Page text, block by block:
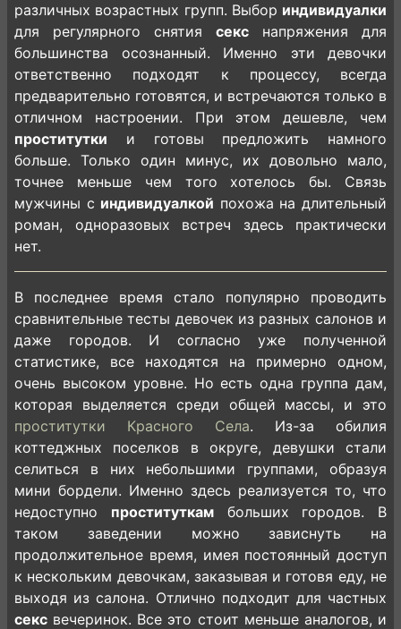
различных возрастных групп. Выбор индивидуалки
для регулярного снятия секс напряжения для
большинства осознанный. Именно эти девочки
ответственно подходят к процессу, всегда
предварительно готовятся, и встречаются только в
отличном настроении. При этом дешевле, чем
проститутки и готовы предложить намного
больше. Только один минус, их довольно мало,
точнее меньше чем того хотелось бы. Связь
мужчины с индивидуалкой похожа на длительный
роман, одноразовых встреч здесь практически
нет.
В последнее время стало популярно проводить
сравнительные тесты девочек из разных салонов и
даже городов. И согласно уже полученной
статистике, все находятся на примерно одном,
очень высоком уровне. Но есть одна группа дам,
которая выделяется среди общей массы, и это
проститутки Красного Села. Из-за обилия
коттеджных поселков в округе, девушки стали
селиться в них небольшими группами, образуя
мини бордели. Именно здесь реализуется то, что
недоступно проституткамбольших городов. В
таком заведении можно зависнуть на
продолжительное время, имея постоянный доступ
к нескольким девочкам, заказывая и готовя еду, не
выходя из салона. Отлично подходит для частных
секс вечеринок. Все это стоит меньше аналогов, и